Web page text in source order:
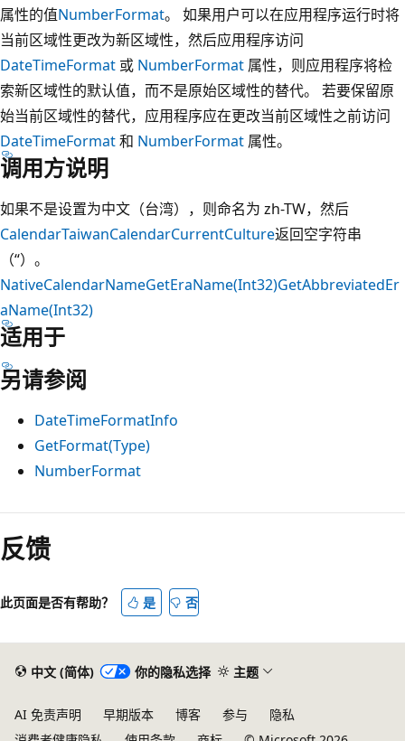
属性的值NumberFormat。 如果用户可以在应用程序运行时将
当前区域性更改为新区域性，然后应用程序访问
DateTimeFormat 或 NumberFormat 属性，则应用程序将检
索新区域性的默认值，而不是原始区域性的替代。 若要保留原
始当前区域性的替代，应用程序应在更改当前区域性之前访问
DateTimeFormat和 NumberFormat 属性。
调用方说明
如果不是设置为中文（台湾），则命名为 zh-TW，然后
CalendarTaiwanCalendarCurrentCulture返回空字符串
（“）。
NativeCalendarNameGetEraName(Int32)GetAbbreviatedEr
aName(Int32)
适用于
另请参阅
DateTimeFormatInfo
GetFormat(Type)
NumberFormat
阅
读
模
已
反馈
此页面是否有帮助？ 是 否
中文 (简体) 你的隐私选择 主题
AI 免责声明 早期版本 博客 参与
隐私